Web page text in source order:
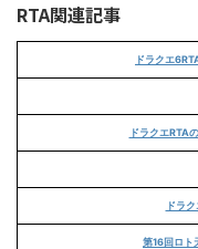
RTA関連記事
ドラクエ
ドラクエRTA
ドラ
第16回ロト